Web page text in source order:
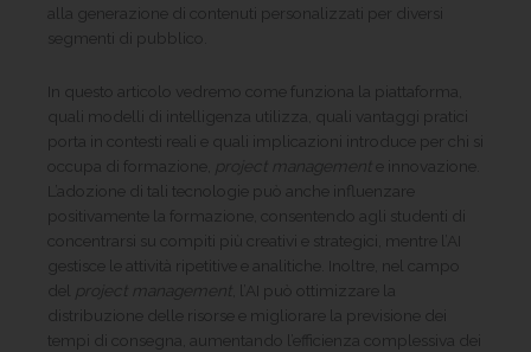
alla generazione di contenuti personalizzati per diversi
segmenti di pubblico.
In questo articolo vedremo come funziona la piattaforma,
quali modelli di intelligenza utilizza, quali vantaggi pratici
porta in contesti reali e quali implicazioni introduce per chi si
occupa di formazione,
project management e innovazione.
L’adozione di tali tecnologie può anche influenzare
positivamente la formazione, consentendo agli studenti di
concentrarsi su compiti più creativi e strategici, mentre l’AI
gestisce le attività ripetitive e analitiche. Inoltre, nel campo
del
project management , l’AI può ottimizzare la
distribuzione delle risorse e migliorare la previsione dei
tempi di consegna, aumentando l’efficienza complessiva dei